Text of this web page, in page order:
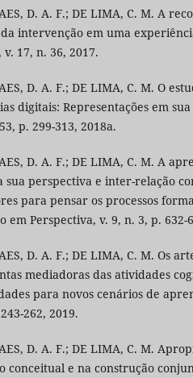
D. A. F.; DE LIMA, C. M. A
intervenção em uma
v. 17, n. 36, 2017.
D. A. F.; DE LIMA, C. M. O
digitais: Representações em
p. 299-313, 2018a.
D. A. F.; DE LIMA, C. M. A
perspectiva e inter-relação
para pensar os processos
em Perspectiva, v. 9, n. 3, p. 632-
D. A. F.; DE LIMA, C. M. Os
mediadoras das atividades
para novos cenários de
262, 2019.
D. A. F.; DE LIMA, C. M.
conceitual e na construção